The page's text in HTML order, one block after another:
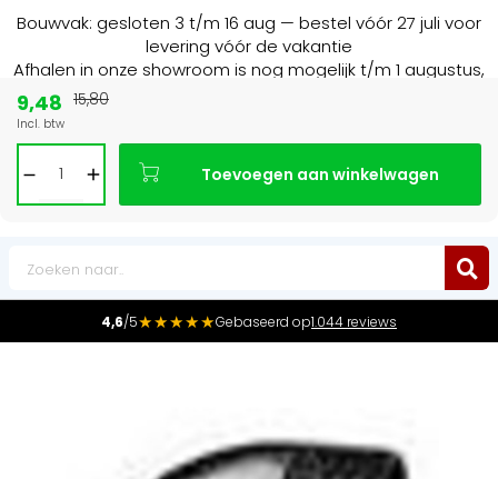
Bouwvak: gesloten 3 t/m 16 aug — bestel vóór 27 juli voor
levering vóór de vakantie
Afhalen in onze showroom is nog mogelijk t/m 1 augustus,
4,6/5★★★★★Gebaseerd op1.044 reviews
9,48
Incl. btw
15,80
Toevoegen aan winkelwagen